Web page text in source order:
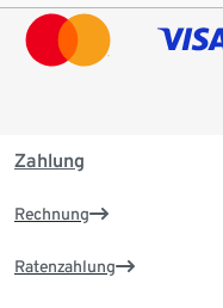
Zahlung
Rechnung
Ratenzahlung